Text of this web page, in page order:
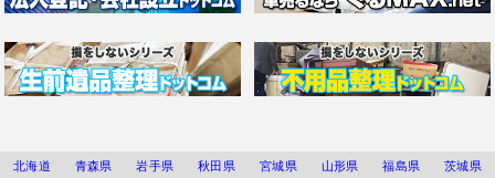
北海道 青森県 岩手県 秋田県 宮城県 山形県 福島県
茨城県